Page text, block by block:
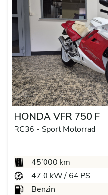
HONDA VFR 750 F
RC36 - Sport Motorrad
45’000 km
47.0 kW / 64 PS
Benzin